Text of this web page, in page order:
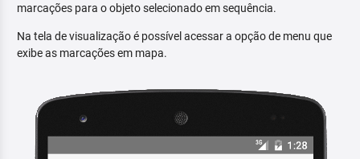
marcações para o objeto selecionado em sequência.
Na tela de visualização é possível acessar a opção de menu que
exibe as marcações em mapa.